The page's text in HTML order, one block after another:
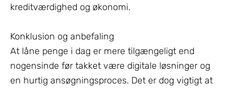
kreditværdighed og økonomi.
Konklusion og anbefaling
At låne penge i dag er mere tilgængeligt end
nogensinde før takket være digitale løsninger og
en hurtig ansøgningsproces. Det er dog vigtigt at